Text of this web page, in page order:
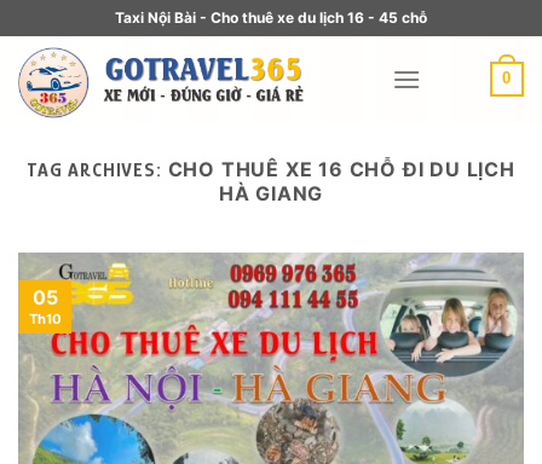
Taxi Nội Bài - Cho thuê xe du lịch 16 - 45 chỗ
0
TAG ARCHIVES: CHO THUÊ XE 16 CHỖ ĐI DU LỊCH
HÀ GIANG
05
Th10